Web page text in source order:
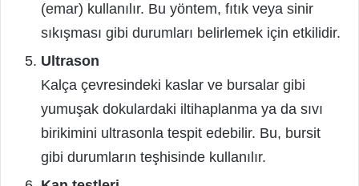
(emar) kullanılır. Bu yöntem, fıtık veya sinir
sıkışması gibi durumları belirlemek için etkilidir.
Ultrason
Kalça çevresindeki kaslar ve bursalar gibi
yumuşak dokulardaki iltihaplanma ya da sıvı
birikimini ultrasonla tespit edebilir. Bu, bursit
gibi durumların teşhisinde kullanılır.